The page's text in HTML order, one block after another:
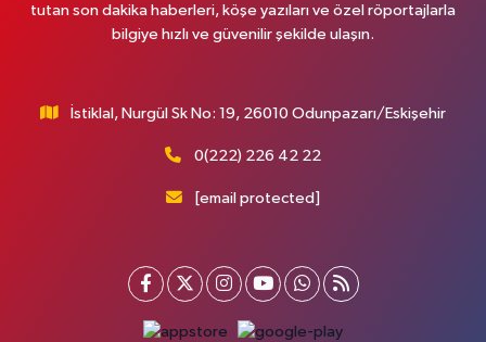
tutan son dakika haberleri, köşe yazıları ve özel röportajlarla
bilgiye hızlı ve güvenilir şekilde ulaşın.
İstiklal, Nurgül Sk No: 19, 26010 Odunpazarı/Eskişehir
0(222) 226 42 22
[email protected]